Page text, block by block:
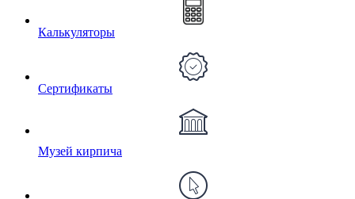
Калькуляторы
Сертификаты
Музей кирпича